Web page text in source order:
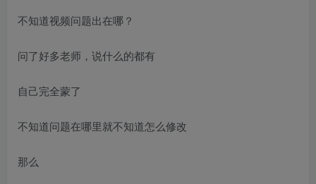
不知道视频问题出在哪？
问了好多老师，说什么的都有
自己完全蒙了
不知道问题在哪里就不知道怎么修改
那么